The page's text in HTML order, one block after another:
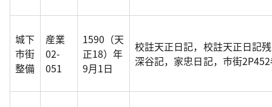
城下
市街
整備
産業
02-
051
1590（天
正18）年
9月1日
校註天正日記，校註天正日記
深谷記，家忠日記，市街